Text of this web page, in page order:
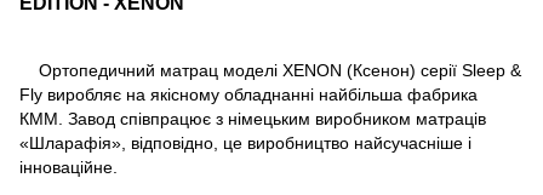
Ортопедичний матрац моделі XENON (Ксенон) серії Sleep &
Fly виробляє на якісному обладнанні найбільша фабрика
КММ. Завод співпрацює з німецьким виробником матраців
«Шларафія», відповідно, це виробництво найсучасніше і
інноваційне.